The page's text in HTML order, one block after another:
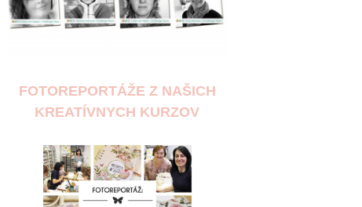
FOTOREPORTÁŽE Z NAŠICH
KREATÍVNYCH KURZOV